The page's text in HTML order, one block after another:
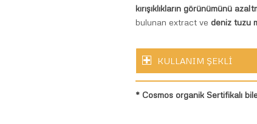
kırışıklıkların görünümünü
bulunan extract ve deniz tuzu
KULLANIM ŞEKLİ
* Cosmos organik Sertifikalı